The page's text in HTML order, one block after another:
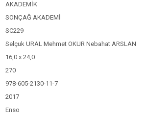
AKADEMİK
SONÇAĞ AKADEMİ
SC229
Selçuk URAL Mehmet OKUR Nebahat ARSLAN
16,0 x 24,0
270
978-605-2130-11-7
2017
Enso